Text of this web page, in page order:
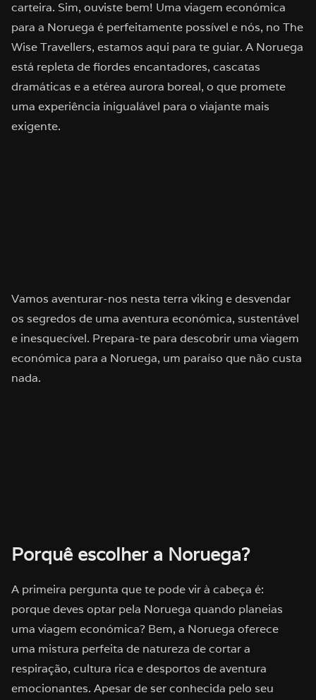
carteira. Sim, ouviste bem! Uma viagem económica
para a Noruega é perfeitamente possível e nós, no The
Wise Travellers, estamos aqui para te guiar. A Noruega
está repleta de fiordes encantadores, cascatas
dramáticas e a etérea aurora boreal, o que promete
uma experiência inigualável para o viajante mais
exigente.
Vamos aventurar-nos nesta terra viking e desvendar
os segredos de uma aventura económica, sustentável
e inesquecível. Prepara-te para descobrir uma viagem
económica para a Noruega, um paraíso que não custa
nada.
Porquê escolher a Noruega?
A primeira pergunta que te pode vir à cabeça é:
porque deves optar pela Noruega quando planeias
uma viagem económica? Bem, a Noruega oferece
uma mistura perfeita de natureza de cortar a
respiração, cultura rica e desportos de aventura
emocionantes. Apesar de ser conhecida pelo seu